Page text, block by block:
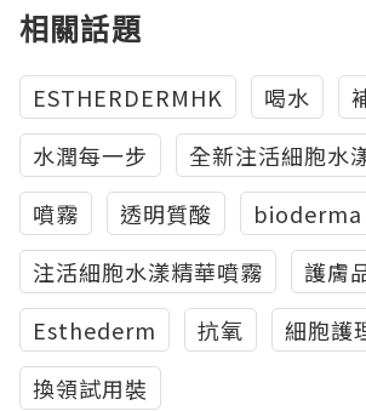
相關話題
ESTHERDERMHK 喝水
水潤每一步
全新注活細胞水
噴霧
透明質酸
bioderma
注活細胞水漾精華噴霧
護膚
Esthederm
抗氧
細胞護
換領試用裝